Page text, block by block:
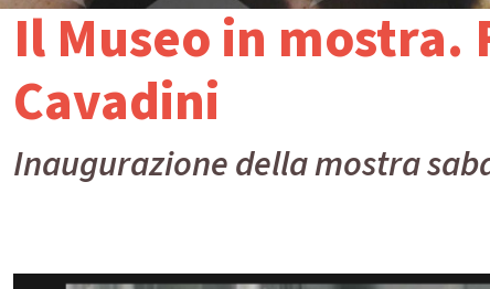
Il Museo in mostra.
Cavadini
Inaugurazione della mostra